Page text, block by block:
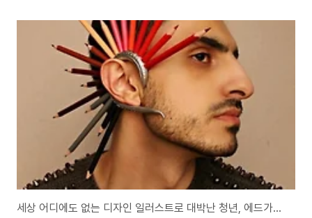
한다. 오류의 원인에 대해 “KT IDC(인터넷데이터센터) 쪽의 장애” 앞서 이날
‘리니지M’은 공식 페이스북을 통해 “2월 2일(금) 현재 게임 접속이 불가능한
문제가 발생했다”며 “현재 해당 현상에 대해 확인 중에 있으며, 최대한 빠르게
정상화 될 수 있도록 노력하겠다”고 밝힌 바 있다. 게임뿐만 아니라 공식 홈페
이지도 접속이 불가능한 상태가..
세상 어디에도 없는 디자인 일러스트로 대박난 청년, 에드가아티스